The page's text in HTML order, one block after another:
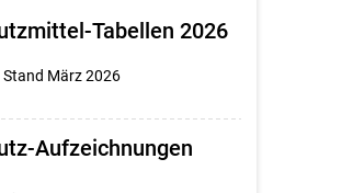
Tabellen 2026
Stand März 2026
Aufzeichnungen